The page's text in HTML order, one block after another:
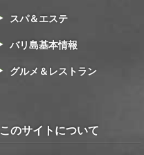
スパ＆エステ
バリ島基本情報
グルメ＆レストラン
このサイトについて